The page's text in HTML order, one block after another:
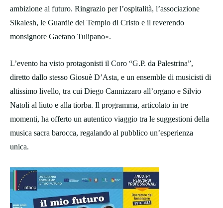
ambizione al futuro. Ringrazio per l’ospitalità, l’associazione
Sikalesh, le Guardie del Tempio di Cristo e il reverendo
monsignore Gaetano Tulipano».
L’evento ha visto protagonisti il Coro “G.P. da Palestrina”,
diretto dallo stesso Giosuè D’Asta, e un ensemble di musicisti di
altissimo livello, tra cui Diego Cannizzaro all’organo e Silvio
Natoli al liuto e alla tiorba. Il programma, articolato in tre
momenti, ha offerto un autentico viaggio tra le suggestioni della
musica sacra barocca, regalando al pubblico un’esperienza
unica.